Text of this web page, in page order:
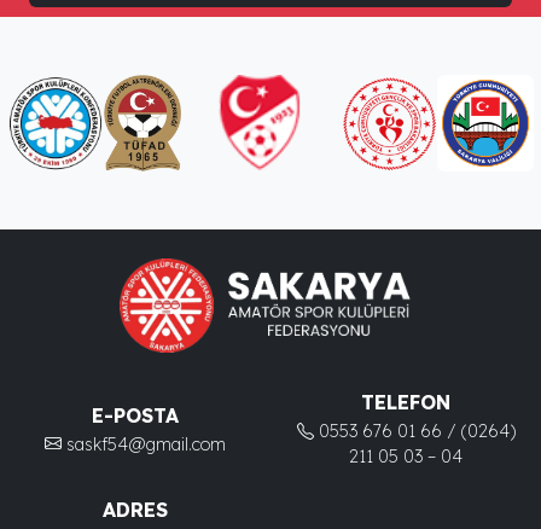
E-POSTA
saskf54@gmail.com
TELEFON
0553 676 01 66 / (0264)
211 05 03 – 04
ADRES